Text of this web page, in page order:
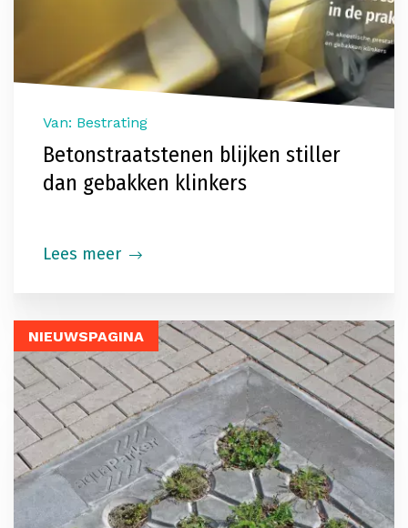
Van: Bestrating
Betonstraatstenen blijken stiller
dan gebakken klinkers
Lees meer
NIEUWSPAGINA